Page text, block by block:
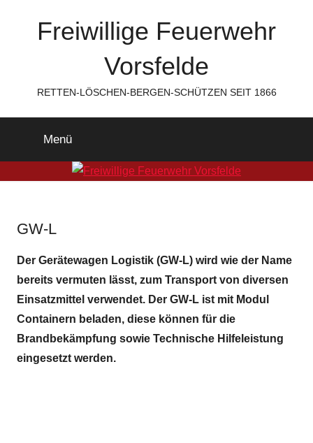
Freiwillige Feuerwehr
Vorsfelde
RETTEN-LÖSCHEN-BERGEN-SCHÜTZEN SEIT 1866
Menü
GW-L
Der Gerätewagen Logistik (GW-L) wird wie der Name
bereits vermuten lässt, zum Transport von diversen
Einsatzmittel verwendet. Der GW-L ist mit Modul
Containern beladen, diese können für die
Brandbekämpfung sowie Technische Hilfeleistung
eingesetzt werden.